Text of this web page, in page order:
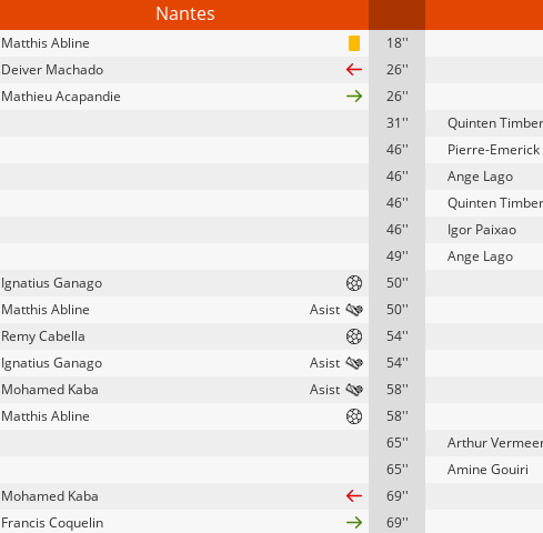
Nantes
Matthis Abline
18''
Deiver Machado
26''
Mathieu Acapandie
26''
31''
Quinten Timber
46''
Pierre-
46''
Ange Lago
46''
Quinten Timber
46''
Igor Paixao
49''
Ange Lago
Ignatius Ganago
50''
Matthis Abline
50''
Remy Cabella
54''
Ignatius Ganago
54''
Mohamed Kaba
58''
Matthis Abline
58''
65''
Arthur
65''
Amine Gouiri
Mohamed Kaba
69''
Francis Coquelin
69''